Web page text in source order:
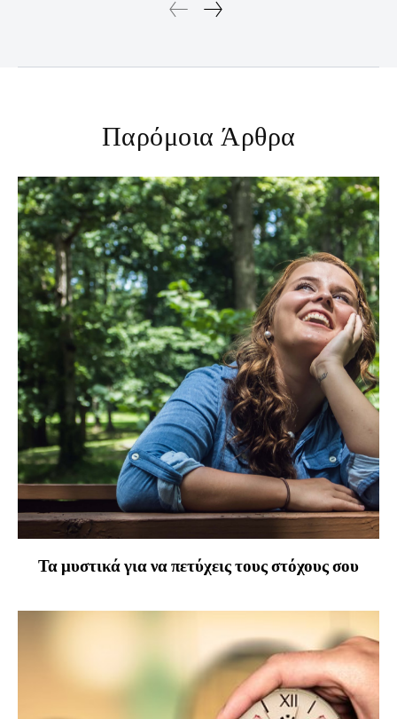
Παρόμοια Άρθρα
Τα μυστικά για να πετύχεις τους στόχους σου